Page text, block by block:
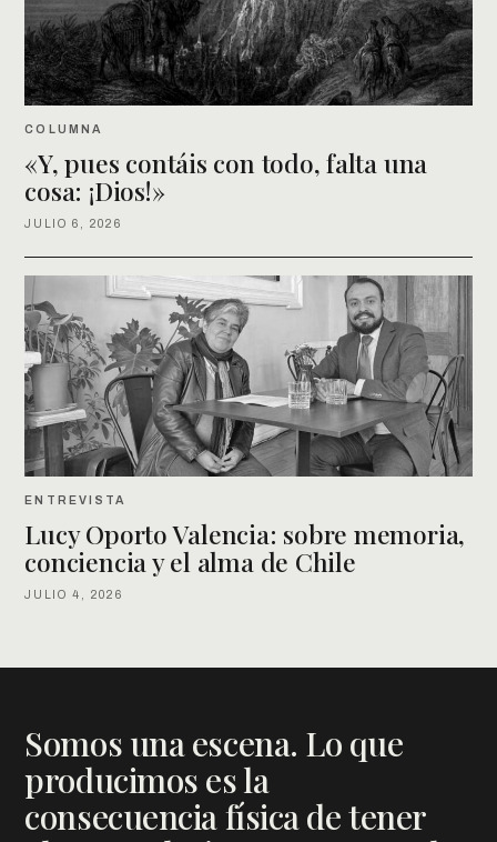
COLUMNA
«Y, pues contáis con todo, falta una
cosa: ¡Dios!»
JULIO 6, 2026
ENTREVISTA
Lucy Oporto Valencia: sobre memoria,
conciencia y el alma de Chile
JULIO 4, 2026
Somos una escena. Lo que
producimos es la
consecuencia física de tener